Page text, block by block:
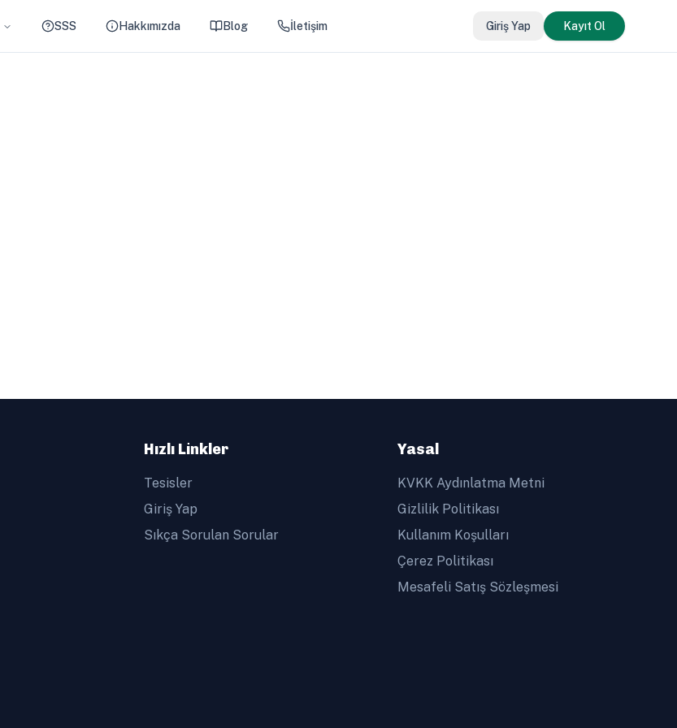
SSS Hakkımızda Blog İletişim Giriş Yap Kayıt Ol
Hızlı Linkler
Tesisler
Giriş Yap
Sıkça Sorulan Sorular
Yasal
KVKK Aydınlatma Metni
Gizlilik Politikası
Kullanım Koşulları
Çerez Politikası
Mesafeli Satış Sözleşmesi